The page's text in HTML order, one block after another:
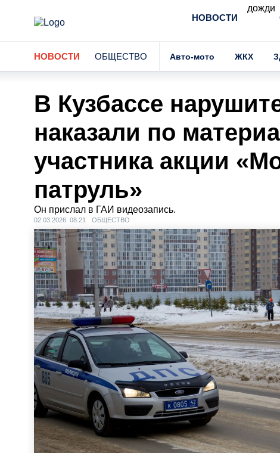
НОВОСТИ
Кузбасса Пандемия коронавирусной инфекции
НОВОСТИ ОБЩЕСТВО Авто-мото ЖКХ
В Кузбассе
наказали по
участника акции
патруль»
Он прислал в ГАИ видеозапись.
02.03.2026 08:21 ОБЩЕСТВО